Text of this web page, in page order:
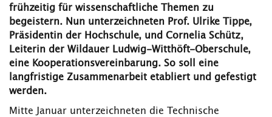
frühzeitig für wissenschaftliche Themen zu
begeistern. Nun unterzeichneten Prof. Ulrike Tippe,
Präsidentin der Hochschule, und Cornelia Schütz,
Leiterin der Wildauer Ludwig-Witthöft-Oberschule,
eine Kooperationsvereinbarung. So soll eine
langfristige Zusammenarbeit etabliert und gefestigt
werden.
Mitte Januar unterzeichneten die Technische